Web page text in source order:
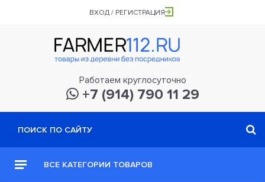
ВХОД / РЕГИСТРАЦИЯ
Работаем круглосуточно
+7 (914) 790 11 29
ВСЕ КАТЕГОРИИ ТОВАРОВ